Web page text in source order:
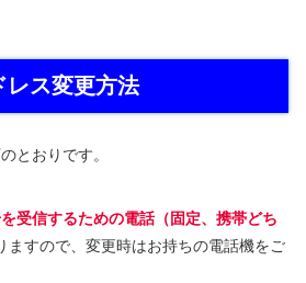
レス変更方法
とおりです。
受信するための電話（固定、携帯どち
ますので、変更時はお持ちの電話機をご